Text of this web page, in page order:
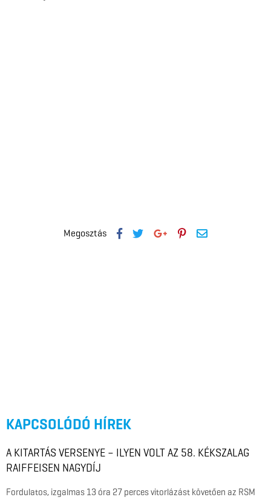
Megosztás
KAPCSOLÓDÓ HÍREK
A KITARTÁS VERSENYE – ILYEN VOLT AZ 58. KÉKSZALAG
RAIFFEISEN NAGYDÍJ
Fordulatos, izgalmas 13 óra 27 perces vitorlázást követően az RSM